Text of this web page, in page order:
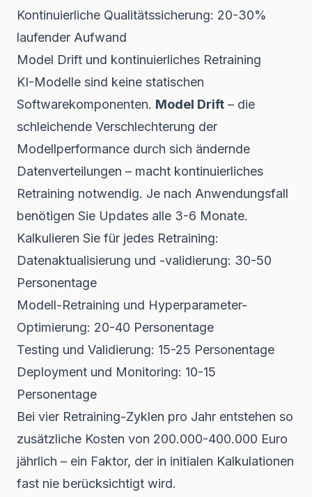
Kontinuierliche Qualitätssicherung: 20-30%
laufender Aufwand
Model Drift und kontinuierliches Retraining
KI-Modelle sind keine statischen
Softwarekomponenten. Model Drift – die
schleichende Verschlechterung der
Modellperformance durch sich ändernde
Datenverteilungen – macht kontinuierliches
Retraining notwendig. Je nach Anwendungsfall
benötigen Sie Updates alle 3-6 Monate.
Kalkulieren Sie für jedes Retraining:
Datenaktualisierung und -validierung: 30-50
Personentage
Modell-Retraining und Hyperparameter-
Optimierung: 20-40 Personentage
Testing und Validierung: 15-25 Personentage
Deployment und Monitoring: 10-15
Personentage
Bei vier Retraining-Zyklen pro Jahr entstehen so
zusätzliche Kosten von 200.000-400.000 Euro
jährlich – ein Faktor, der in initialen Kalkulationen
fast nie berücksichtigt wird.